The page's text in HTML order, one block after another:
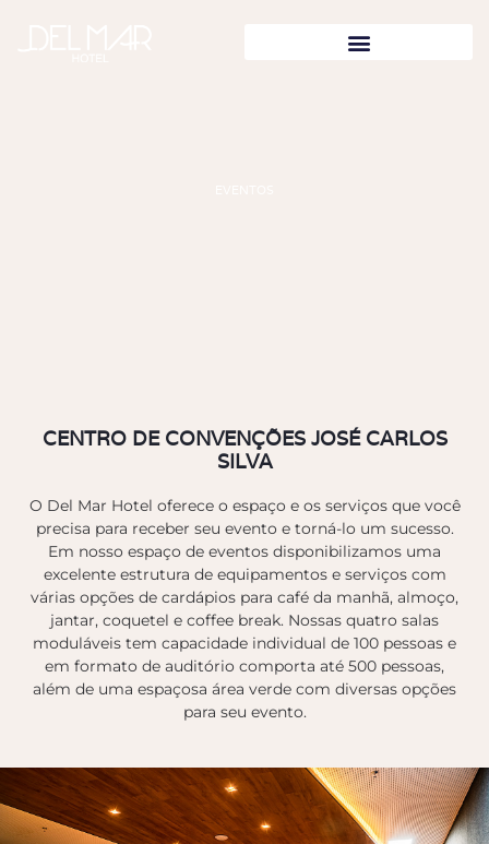
CENTRO DE CONVENÇÕES JOSÉ CARLOS
SILVA
O Del Mar Hotel oferece o espaço e os serviços que você
precisa para receber seu evento e torná-lo um sucesso.
Em nosso espaço de eventos disponibilizamos uma
excelente estrutura de equipamentos e serviços com
várias opções de cardápios para café da manhã, almoço,
jantar, coquetel e coffee break. Nossas quatro salas
moduláveis tem capacidade individual de 100 pessoas e
em formato de auditório comporta até 500 pessoas,
além de uma espaçosa área verde com diversas opções
para seu evento.